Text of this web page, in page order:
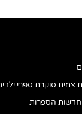
צמית סוקרת ספרי
חדשות הספרות